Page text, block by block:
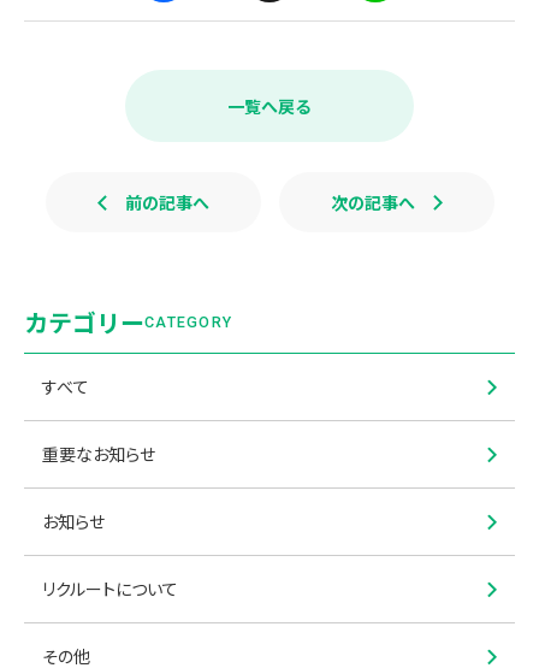
a
e
k
i
e
一覧へ戻る
前の記事へ 次の記事へ
カテゴリーCATEGORY
すべて
重要なお知らせ
お知らせ
リクルートについて
その他